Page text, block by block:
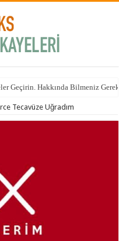
Geçirin. Hakkında Bilmeniz
Tecavüze Uğradım